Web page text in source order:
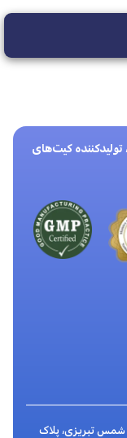
کیت‌های
شمس تبریزی، پلاک